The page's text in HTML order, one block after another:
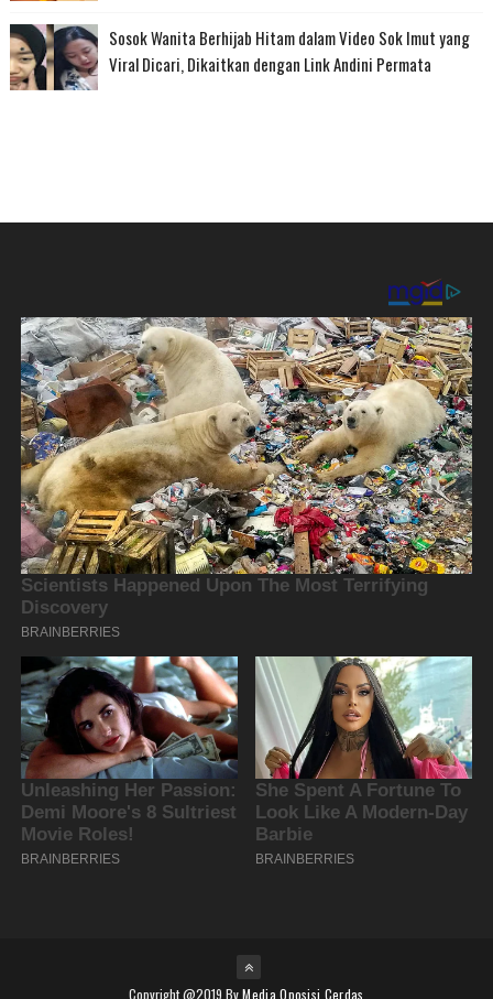
Sosok Wanita Berhijab Hitam dalam Video Sok Imut yang
Viral Dicari, Dikaitkan dengan Link Andini Permata
Copyright @2019 ByMedia Oposisi Cerdas